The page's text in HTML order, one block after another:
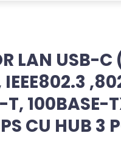
LAN USB-C
IEEE802.3
T, 100BASE-
CU HUB 3